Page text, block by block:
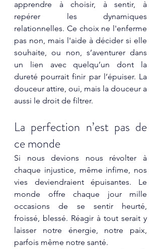
apprendre à choisir, à sentir, à
repérer les dynamiques
relationnelles. Ce choix ne l'enferme
pas non, mais l'aide à décider si elle
souhaite, ou non, s’aventurer dans
un lien avec quelqu’un dont la
dureté pourrait finir par l’épuiser. La
douceur attire, oui, mais la douceur a
aussi le droit de filtrer.
La perfection n’est pas de
ce monde
Si nous devions nous révolter à
chaque injustice, même infime, nos
vies deviendraient épuisantes. Le
monde offre chaque jour mille
occasions de se sentir heurté,
froissé, blessé. Réagir à tout serait y
laisser notre énergie, notre paix,
parfois même notre santé.